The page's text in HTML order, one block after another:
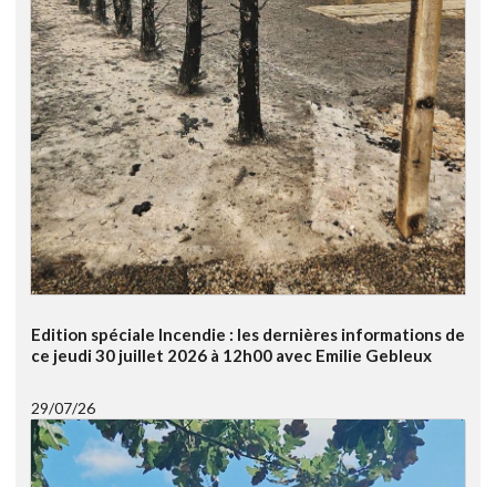
Edition spéciale Incendie : les dernières informations de
ce jeudi 30 juillet 2026 à 12h00 avec Emilie Gebleux
29/07/26